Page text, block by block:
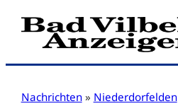
Zum
Inhalt
Nachrichten » Niederdorfelden